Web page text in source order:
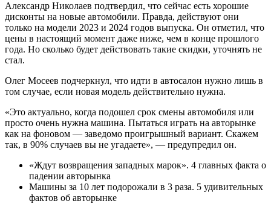
Александр Николаев подтвердил, что сейчас есть хорошие
дисконты на новые автомобили. Правда, действуют они
только на модели 2023 и 2024 годов выпуска. Он отметил, что
цены в настоящий момент даже ниже, чем в конце прошлого
года. Но сколько будет действовать такие скидки, уточнять не
стал.
Олег Мосеев подчеркнул, что идти в автосалон нужно лишь в
том случае, если новая модель действительно нужна.
«Это актуально, когда подошел срок смены автомобиля или
просто очень нужна машина. Пытаться играть на авторынке
как на фоновом — заведомо проигрышный вариант. Скажем
так, в 90% случаев вы не угадаете», — предупредил он.
«Ждут возвращения западных марок». 4 главных факта о
падении авторынка
Машины за 10 лет подорожали в 3 раза. 5 удивительных
фактов об авторынке